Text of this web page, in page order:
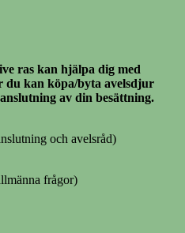
ras kan hjälpa dig med
du kan köpa/byta avelsdjur
av din besättning.
och avelsråd)
frågor)